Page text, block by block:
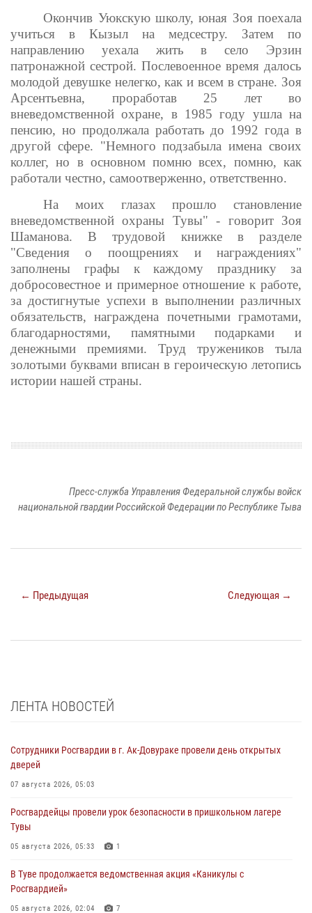
Окончив Уюкскую школу, юная Зоя поехала
учиться в Кызыл на медсестру. Затем по
направлению уехала жить в село Эрзин
патронажной сестрой. Послевоенное время далось
молодой девушке нелегко, как и всем в стране. Зоя
Арсентьевна, проработав 25 лет во
вневедомственной охране, в 1985 году ушла на
пенсию, но продолжала работать до 1992 года в
другой сфере. "Немного подзабыла имена своих
коллег, но в основном помню всех, помню, как
работали честно, самоотверженно, ответственно.
На моих глазах прошло становление
вневедомственной охраны Тувы" - говорит Зоя
Шаманова. В трудовой книжке в разделе
"Сведения о поощрениях и награждениях"
заполнены графы к каждому празднику за
добросовестное и примерное отношение к работе,
за достигнутые успехи в выполнении различных
обязательств, награждена почетными грамотами,
благодарностями, памятными подарками и
денежными премиями. Труд тружеников тыла
золотыми буквами вписан в героическую летопись
истории нашей страны.
Пресс-служба Управления Федеральной службы войск
национальной гвардии Российской Федерации по Республике Тыва
← Предыдущая Следующая →
ЛЕНТА НОВОСТЕЙ
Сотрудники Росгвардии в г. Ак-Довураке провели день открытых
дверей
07 августа 2026, 05:03
Росгвардейцы провели урок безопасности в пришкольном лагере
Тувы
05 августа 2026, 05:33 1
В Туве продолжается ведомственная акция «Каникулы с
Росгвардией»
05 августа 2026, 02:04 7